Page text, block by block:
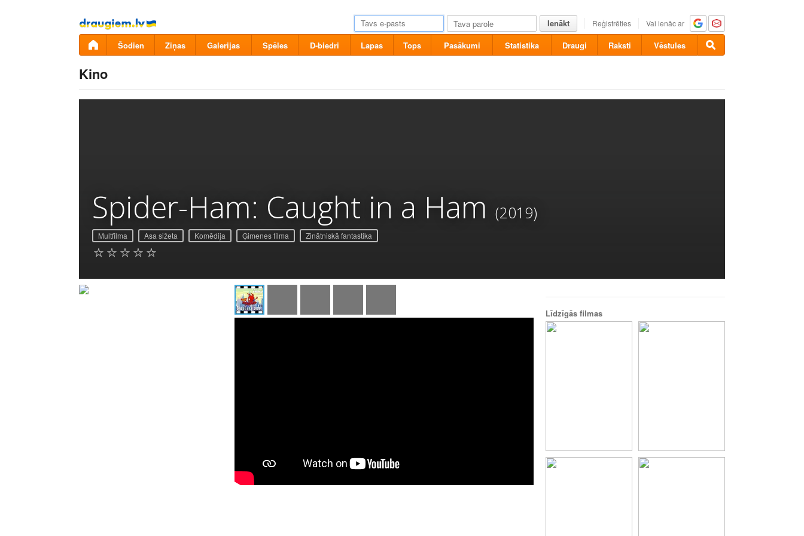
Pāriet
uz
saturu
Ienākt Reģistrēties Vai ienāc ar
Šodien Ziņas Galerijas Spēles D-biedri Lapas Tops Pasākumi Statistika Draugi Raksti Vēstules
Kino
Spider-Ham: Caught in a Ham (2019)
Multfilma Asa sižeta Komēdija Ģimenes filma Zinātniskā fantastika
Līdzīgās filmas